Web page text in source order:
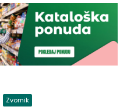
Zvornik